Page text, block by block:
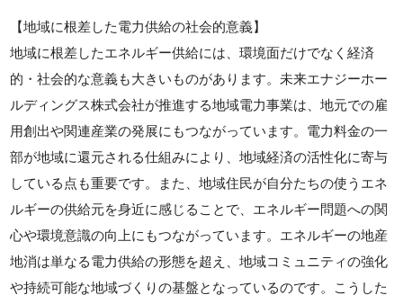
【地域に根差した電力供給の社会的意義】
地域に根差したエネルギー供給には、環境面だけでなく経済
的・社会的な意義も大きいものがあります。未来エナジーホー
ルディングス株式会社が推進する地域電力事業は、地元での雇
用創出や関連産業の発展にもつながっています。電力料金の一
部が地域に還元される仕組みにより、地域経済の活性化に寄与
している点も重要です。また、地域住民が自分たちの使うエネ
ルギーの供給元を身近に感じることで、エネルギー問題への関
心や環境意識の向上にもつながっています。エネルギーの地産
地消は単なる電力供給の形態を超え、地域コミュニティの強化
や持続可能な地域づくりの基盤となっているのです。こうした